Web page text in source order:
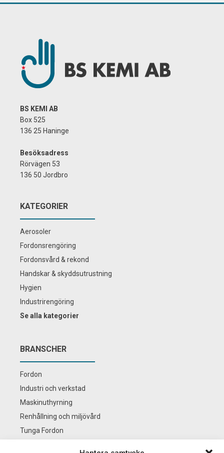
BS KEMI AB
Box 525
136 25 Haninge
Besöksadress
Rörvägen 53
136 50 Jordbro
KATEGORIER
Aerosoler
Fordonsrengöring
Fordonsvård & rekond
Handskar & skyddsutrustning
Hygien
Industrirengöring
Se alla kategorier
BRANSCHER
Fordon
Industri och verkstad
Maskinuthyrning
Renhållning och miljövård
Tunga Fordon